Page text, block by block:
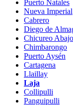
Puerto Natales
Nueva Imperial
Cabrero
Diego de
Chicureo Abajo
Chimbarongo
Puerto Aysén
Cartagena
Llaillay
Laja
Collipulli
Panguipulli